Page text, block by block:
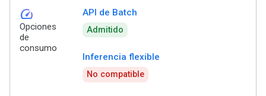
speed
Opciones
de
consumo
API de Batch
Admitido
Inferencia flexible
No compatible